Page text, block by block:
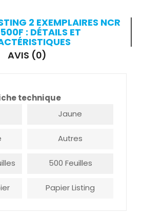
2 EXEMPLAIRES NCR
: DÉTAILS ET
AVIS (0)
technique
Jaune
Autres
500 Feuilles
Papier Listing